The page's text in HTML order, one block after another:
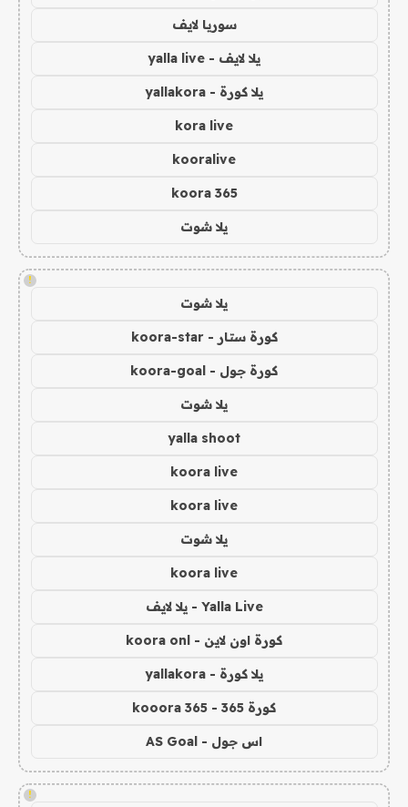
سوريا لايف
يلا لايف - yalla live
يلا كورة - yallakora
kora live
kooralive
koora 365
يلا شوت
!
يلا شوت
كورة ستار - koora-star
كورة جول - koora-goal
يلا شوت
yalla shoot
koora live
koora live
يلا شوت
koora live
Yalla Live - يلا لايف
كورة اون لاين - koora onl
يلا كورة - yallakora
كورة 365 - kooora 365
اس جول - AS Goal
!